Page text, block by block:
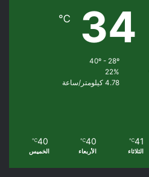
34
℃
22%
4.78 كيلومتر/ساعة
41
℃
الثلاثاء
40
℃
الأربعاء
40
℃
الخميس